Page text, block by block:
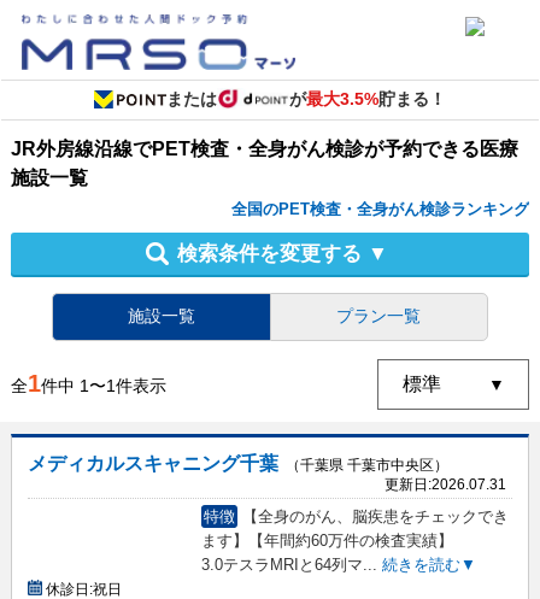
または が最大3.5%貯まる！
JR外房線沿線でPET検査・全身がん検診が予約できる医療
施設一覧
全国のPET検査・全身がん検診ランキング
検索条件を変更する ▼
施設一覧 プラン一覧
全1件中 1〜1件表示
メディカルスキャニング千葉
（千葉県 千葉市中央区）
更新日:2026.07.31
特徴
【全身のがん、脳疾患をチェックでき
ます】【年間約60万件の検査実績】
3.0テスラMRIと64列マ... 続きを読む▼
休診日:祝日